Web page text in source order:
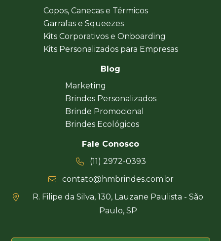
Copos, Canecas e Térmicos
Garrafas e Squeezes
Kits Corporativos e Onboarding
Kits Personalizados para Empresas
Blog
Marketing
Brindes Personalizados
Brinde Promocional
Brindes Ecológicos
Fale Conosco
(11) 2972-0393
contato@hmbrindes.com.br
R. Filipe da Silva, 130, Lauzane Paulista - São
Paulo, SP